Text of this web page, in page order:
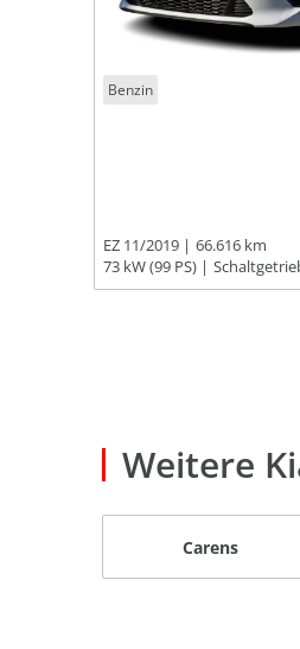
Benzin
EZ 11/2019
66.616 km
73 kW (99 PS)
Weitere
Carens